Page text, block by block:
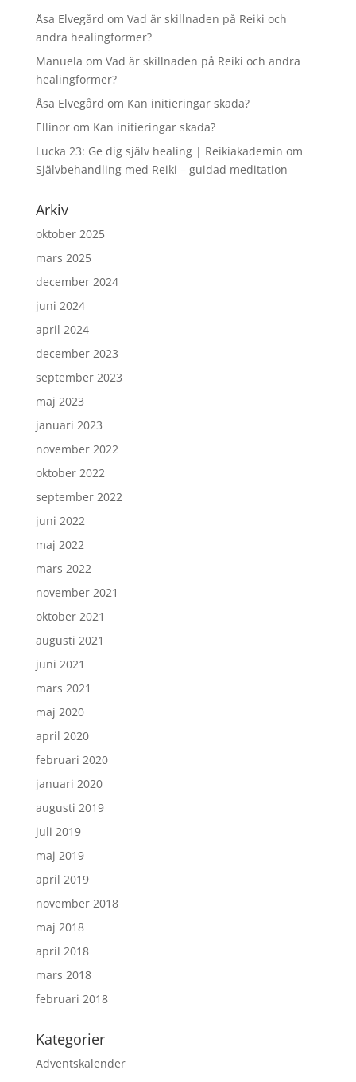
Åsa Elvegård om Vad är skillnaden på Reiki och
andra healingformer?
Manuela om Vad är skillnaden på Reiki och andra
healingformer?
Åsa Elvegård om Kan initieringar skada?
Ellinorom Kan initieringar skada?
Lucka 23: Ge dig själv healing | Reikiakademin om
Självbehandling med Reiki – guidad meditation
Arkiv
oktober 2025
mars 2025
december 2024
juni 2024
april 2024
december 2023
september 2023
maj 2023
januari 2023
november 2022
oktober 2022
september 2022
juni 2022
maj 2022
mars 2022
november 2021
oktober 2021
augusti 2021
juni 2021
mars 2021
maj 2020
april 2020
februari 2020
januari 2020
augusti 2019
juli 2019
maj 2019
april 2019
november 2018
maj 2018
april 2018
mars 2018
februari 2018
Kategorier
Adventskalender